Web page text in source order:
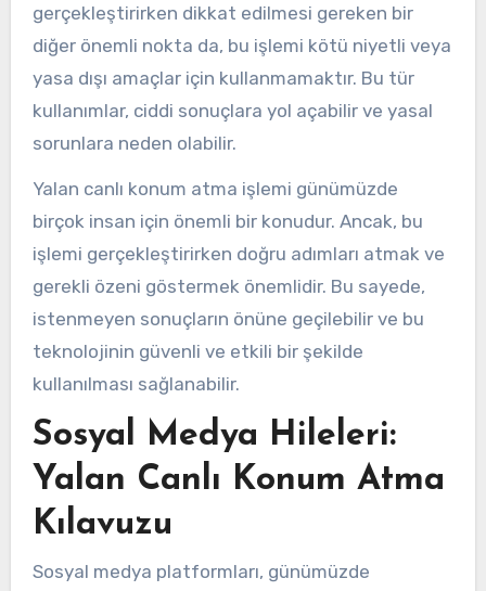
gerçekleştirirken dikkat edilmesi gereken bir
diğer önemli nokta da, bu işlemi kötü niyetli veya
yasa dışı amaçlar için kullanmamaktır. Bu tür
kullanımlar, ciddi sonuçlara yol açabilir ve yasal
sorunlara neden olabilir.
Yalan canlı konum atma işlemi günümüzde
birçok insan için önemli bir konudur. Ancak, bu
işlemi gerçekleştirirken doğru adımları atmak ve
gerekli özeni göstermek önemlidir. Bu sayede,
istenmeyen sonuçların önüne geçilebilir ve bu
teknolojinin güvenli ve etkili bir şekilde
kullanılması sağlanabilir.
Sosyal Medya Hileleri:
Yalan Canlı Konum Atma
Kılavuzu
Sosyal medya platformları, günümüzde